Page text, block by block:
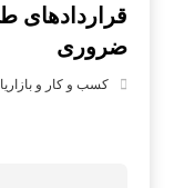
قراردادهای
ضروری
کسب و کار و